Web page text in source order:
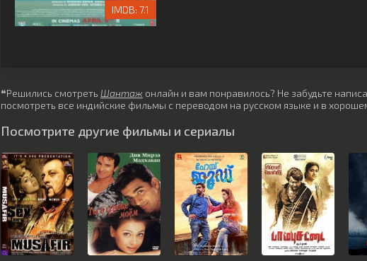
7.1
❝Решились смотреть Шантаж онлайн и вам понравилось? Не забудьте
посмотреть все индийские фильмы с переводом на русском языке и в
Посмотрите другие фильмы и сериалы